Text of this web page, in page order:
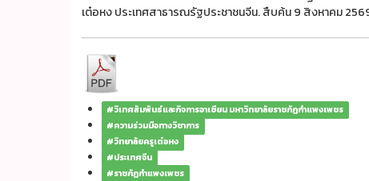
เต๋อหง ประเทศสาธารณรัฐประชาชนจีน. สืบค้น 9 สิงหาคม
#วิเทศสัมพันธ์และกิจการอาเซียน มหาวิทยาลัยราชภัฏกำแพงเพชร
#ความร่วมมือทางวิชาการ
#วิทยาลัยครูเต๋อหง
#ประเทศจีน
#ราชภัฏกำแพงเพชร